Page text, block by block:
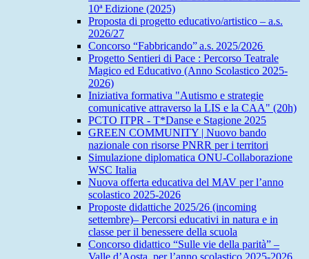
10ª Edizione (2025)
Proposta di progetto educativo/artistico – a.s.
2026/27
Concorso “Fabbricando” a.s. 2025/2026
Progetto Sentieri di Pace : Percorso Teatrale
Magico ed Educativo (Anno Scolastico 2025-
2026)
Iniziativa formativa "Autismo e strategie
comunicative attraverso la LIS e la CAA" (20h)
PCTO ITPR - T*Danse e Stagione 2025
GREEN COMMUNITY | Nuovo bando
nazionale con risorse PNRR per i territori
Simulazione diplomatica ONU-Collaborazione
WSC Italia
Nuova offerta educativa del MAV per l’anno
scolastico 2025-2026
Proposte didattiche 2025/26 (incoming
settembre)– Percorsi educativi in natura e in
classe per il benessere della scuola
Concorso didattico “Sulle vie della parità” –